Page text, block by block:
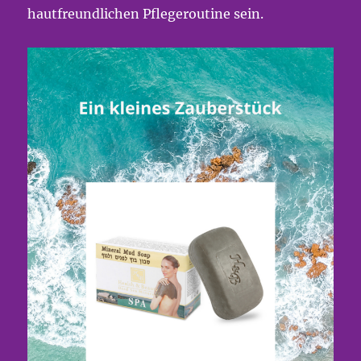
hautfreundlichen Pflegeroutine sein.